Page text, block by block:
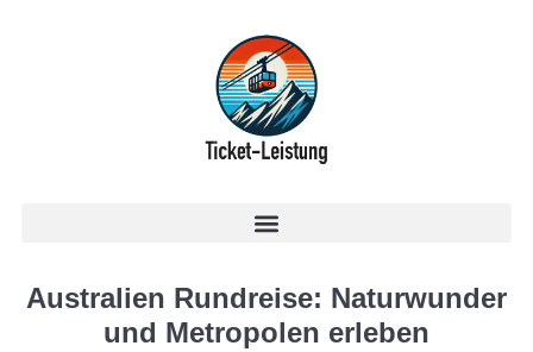
Australien Rundreise: Naturwunder
und Metropolen erleben